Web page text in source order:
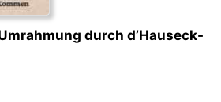
durch d’Hauseck-